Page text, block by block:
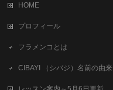
HOME
プロフィール
フラメンコとは
CIBAYI （シバジ）名前の由来